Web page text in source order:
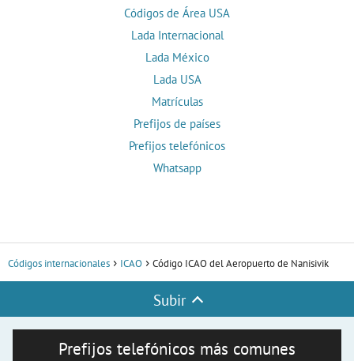
Códigos de Área USA
Lada Internacional
Lada México
Lada USA
Matrículas
Prefijos de países
Prefijos telefónicos
Whatsapp
Códigos internacionales ICAO Código ICAO del Aeropuerto de Nanisivik
Subir
Prefijos telefónicos más comunes